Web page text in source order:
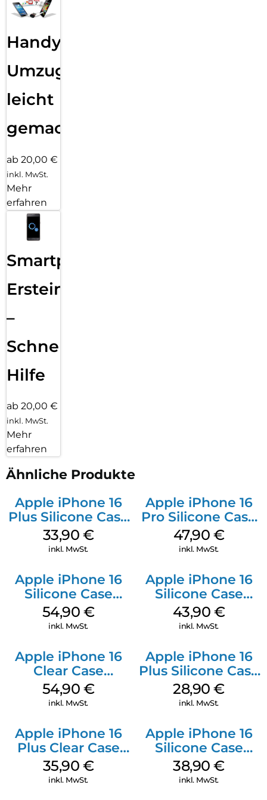
Handy
Umzug
leicht
gemacht!
ab 20,00 €
inkl. MwSt.
Mehr
erfahren
Smartphone
Ersteinrichtung
–
Schnelle
Hilfe
ab 20,00 €
inkl. MwSt.
Mehr
erfahren
Ähnliche Produkte
Apple iPhone 16
Plus Silicone Case
MagSafe Lake
Green
33,90 €
inkl. MwSt.
Apple iPhone 16
Pro Silicone Case
MagSafe Denim
47,90 €
inkl. MwSt.
Apple iPhone 16
Silicone Case
MagSafe Lake
Green
54,90 €
inkl. MwSt.
Apple iPhone 16
Silicone Case
MagSafe Plum
43,90 €
inkl. MwSt.
Apple iPhone 16
Clear Case
MagSafe
Transparent
54,90 €
inkl. MwSt.
Apple iPhone 16
Plus Silicone Case
MagSafe Black
28,90€
inkl. MwSt.
Apple iPhone 16
Plus Clear Case
MagSafe
Transparent
35,90 €
inkl. MwSt.
Apple iPhone 16
Silicone Case
MagSafe
Ultramarine
38,90€
inkl. MwSt.